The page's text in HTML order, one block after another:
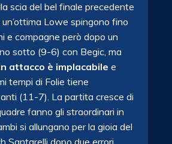
scia del bel finale precedente
un’ottima Lowe spingono fino
e compagne però dopo un
sotto (9-6) con Begic, ma
attacco è implacabile e
tempi di Folie tiene
(11-7). La partita cresce di
fanno gli straordinari in
si allungano per la gioia del